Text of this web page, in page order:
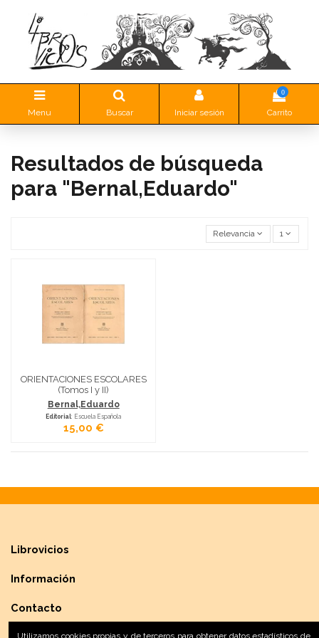
Menu Buscar Iniciar sesión
0
Carrito
Resultados de búsqueda
para "Bernal,Eduardo"
Relevancia 1
ORIENTACIONES ESCOLARES
(Tomos I y II)
Bernal,Eduardo
Editorial: Escuela Española
15,00 €
Librovicios
Información
Contacto